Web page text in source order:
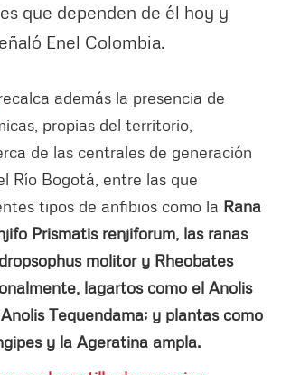
que dependen de él hoy y
Enel Colombia.
además la presencia de
propias del territorio,
de las centrales de generación
Río Bogotá, entre las que
tipos de anfibios como la Rana
Prismatis renjiforum, las ranas
molitor y Rheobates
lagartos como el Anolis
Tequendama; y plantas como
y la Ageratina ampla.